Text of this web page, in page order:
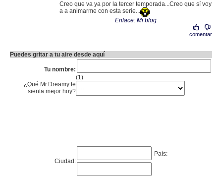
Creo que va ya por la tercer temporada...Creo que sí voy
a a animarme con esta serie...
Enlace: Mi blog
comentar
Puedes gritar a tu aire desde aquí
Tu nombre:
(1)
¿Qué Mr.Dreamy te
sienta mejor hoy?
Ciudad:
País: